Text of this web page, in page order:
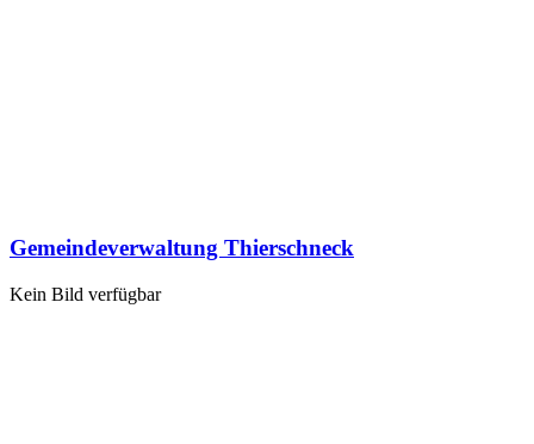
Gemeindeverwaltung Thierschneck
Kein Bild verfügbar